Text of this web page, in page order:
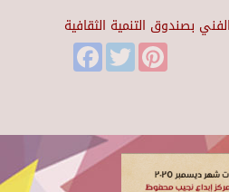
بصندوق التنمية الثقافية
FacebookTwitter